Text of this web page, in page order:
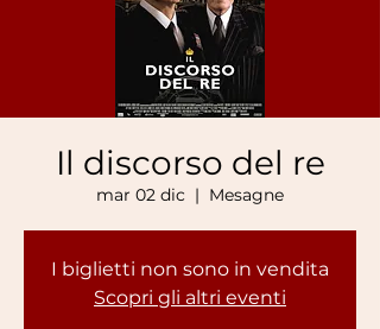
Il discorso del re
mar 02 dic
  |
Mesagne
I biglietti non sono in vendita
Scopri gli altri eventi